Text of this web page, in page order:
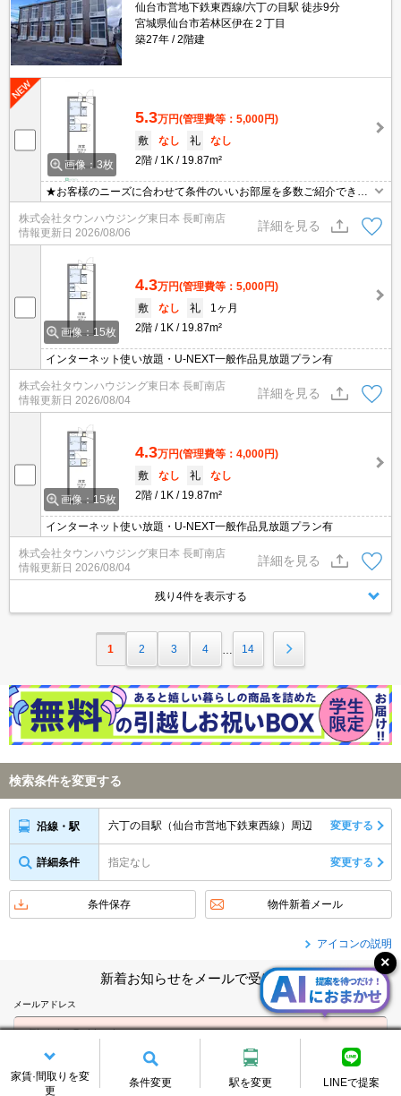
仙台市営地下鉄東西線/六丁の目駅 徒歩9分
宮城県仙台市若林区伊在２丁目
築27年
2階建
画像：3枚
5.3万円(管理費等：5,000円)
敷
なし 礼
なし
2階
1K 19.87m²
★お客様のニーズに合わせて条件のいいお部屋を多数ご紹介できま
す★賃貸物件のお部屋探しはタウンハウジングへ
株式会社タウンハウジング東日本 長町南店
情報更新日 2026/08/06
詳細を見る
画像：15枚
4.3万円(管理費等：5,000円)
敷
なし 礼
1ヶ月
2階
1K 19.87m²
インターネット使い放題・U-NEXT一般作品見放題プラン有
株式会社タウンハウジング東日本 長町南店
情報更新日 2026/08/04
詳細を見る
画像：15枚
4.3万円(管理費等：4,000円)
敷
なし 礼
なし
2階
1K 19.87m²
インターネット使い放題・U-NEXT一般作品見放題プラン有
株式会社タウンハウジング東日本 長町南店
情報更新日 2026/08/04
詳細を見る
残り4件を表示する
1 2 3 4 14
家賃·間取りを変
更
条件変更 駅を変更 LINEで提案
検索条件を変更する
沿線・駅 六丁の目駅（仙台市営地下鉄東西線）周辺 変更する
詳細条件 指定なし 変更する
条件保存 物件新着メール
アイコンの説明
新着お知らせをメールで受け取る
メールアドレス
※メール受信制限をしている方は、@chintai.co.jpからのメールを受信できる
よう設定の変更をお願い致します。